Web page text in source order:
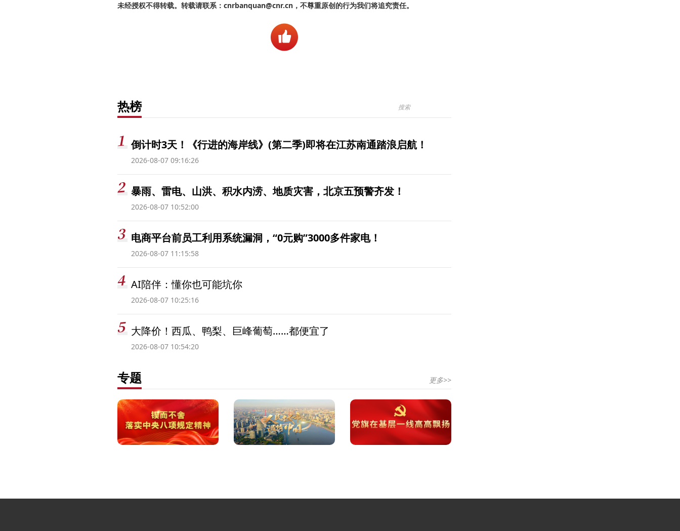
未经授权不得转载。转载请联系：cnrbanquan@cnr.cn，不尊重原创的行为我们将追究责任。
热榜
倒计时3天！《行进的海岸线》(第二季)即将在江苏南通踏浪启航！
2026-08-07 09:16:26
暴雨、雷电、山洪、积水内涝、地质灾害，北京五预警齐发！
2026-08-07 10:52:00
电商平台前员工利用系统漏洞，“0元购”3000多件家电！
2026-08-07 11:15:58
AI陪伴：懂你也可能坑你
2026-08-07 10:25:16
大降价！西瓜、鸭梨、巨峰葡萄……都便宜了
2026-08-07 10:54:20
专题 更多>>